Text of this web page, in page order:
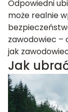
Odpowiedni
może realnie
zawodowiec –
jak
Jak